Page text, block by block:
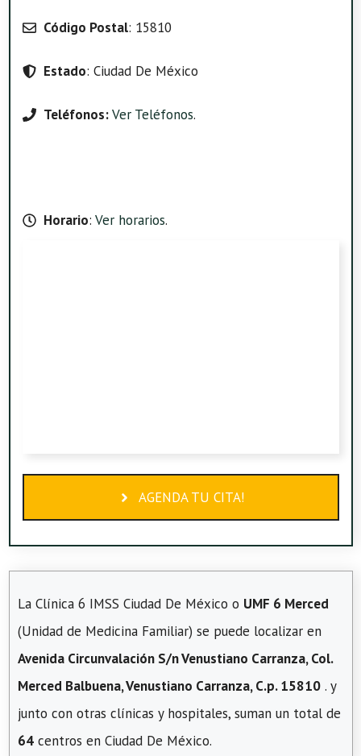
Código Postal: 15810
Estado: Ciudad De México
Teléfonos:Ver Teléfonos.
Horario: Ver horarios.
AGENDA TU CITA!
La Clínica 6 IMSS Ciudad De México o UMF 6 Merced
(Unidad de Medicina Familiar) se puede localizar en
Avenida Circunvalación S/n Venustiano Carranza, Col.
Merced Balbuena, Venustiano Carranza, C.p. 15810 . y
junto con otras clínicas y hospitales, suman un total de
64 centros en Ciudad De México.